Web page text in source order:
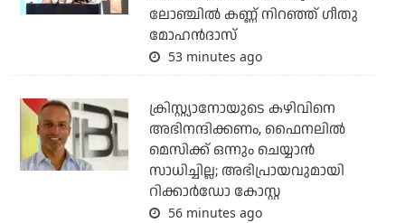
ലോഞ്ചില്‍ കണ്ണ് നിറഞ്ഞ് ഗീതു
മോഹന്‍ദാസ്
53 minutes ago
ക്രിസ്റ്റ്യാനോയുടെ കഴിവിനെ
അഭിനന്ദിക്കണം, ഫൈനലില്‍
മെസിക്ക് ഒന്നും ചെയ്യാന്‍
സാധിച്ചില്ല; അഭിപ്രായവുമായി
റിക്കാര്‍ഡോ കോസ്റ്റ
56 minutes ago